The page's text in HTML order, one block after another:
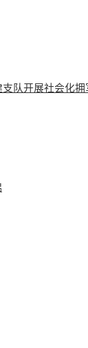
队开展社会化拥